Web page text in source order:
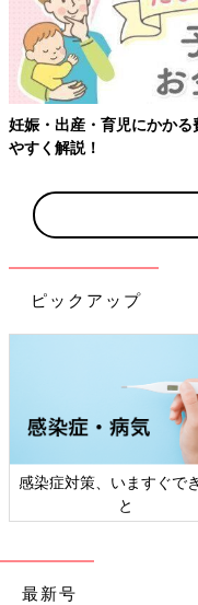
補助金・助成金をわかり
ピックアップ
「もしものときの」赤ちゃ
家族の防災
最新号